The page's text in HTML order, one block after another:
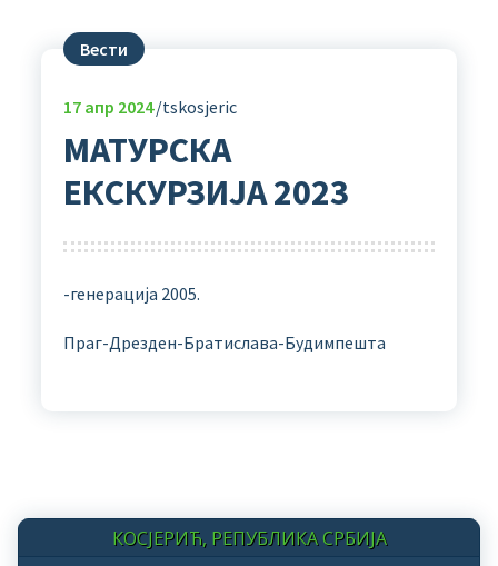
Вести
17апр 2024 tskosjeric
МАТУРСКА
ЕКСКУРЗИЈА 2023
-генерација 2005.
Праг-Дрезден-Братислава-Будимпешта
КОСЈЕРИЋ, РЕПУБЛИКА СРБИЈА